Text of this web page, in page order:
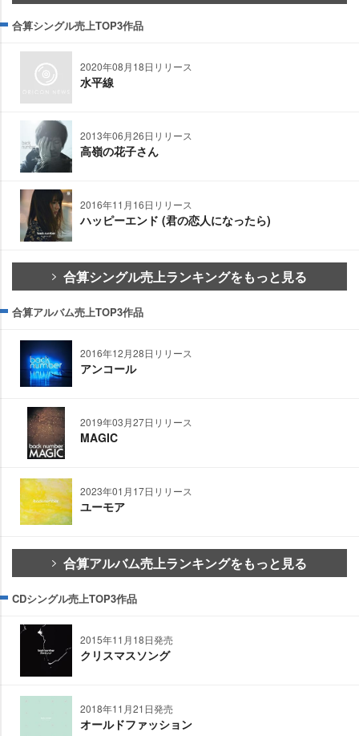
合算シングル売上TOP3作品
2020年08月18日リリース
水平線
2013年06月26日リリース
高嶺の花子さん
2016年11月16日リリース
ハッピーエンド (君の恋人になったら)
合算シングル売上ランキングをもっと見る
合算アルバム売上TOP3作品
2016年12月28日リリース
アンコール
2019年03月27日リリース
MAGIC
2023年01月17日リリース
ユーモア
合算アルバム売上ランキングをもっと見る
CDシングル売上TOP3作品
2015年11月18日発売
クリスマスソング
2018年11月21日発売
オールドファッション